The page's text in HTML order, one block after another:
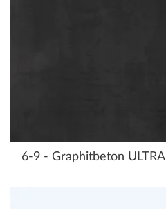
6-9 - Graphitbeton ULTRA